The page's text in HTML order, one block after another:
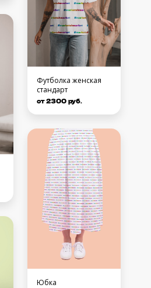
Футболка женская
стандарт
от 2300 руб.
Юбка